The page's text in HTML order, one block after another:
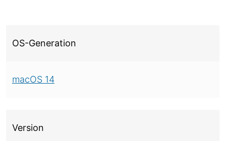
OS-Generation
macOS 14
Version